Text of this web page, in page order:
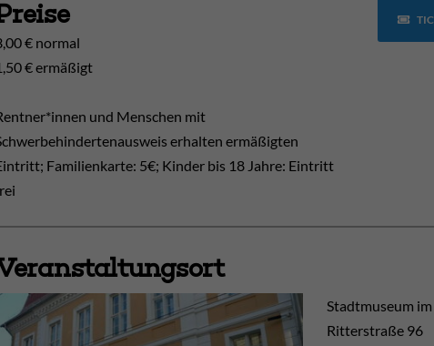
€ normal
€ ermäßigt
und Menschen mit
erhalten ermäßigten
Familienkarte: 5€; Kinder bis 18 Jahre: Eintritt
Stadtmuseum
Ritterstraße 96